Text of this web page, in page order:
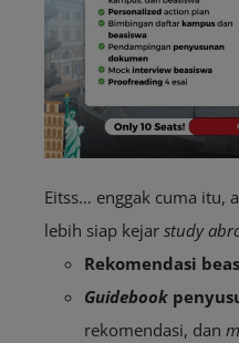
Eitss… enggak cuma itu,
lebih siap kejar study
Rekomendasi
Guidebook
rekomendasi, dan